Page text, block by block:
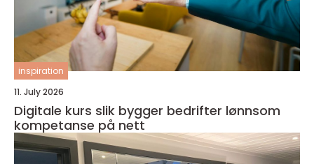
inspiration
11. July 2026
Digitale kurs slik bygger bedrifter lønnsom
kompetanse på nett